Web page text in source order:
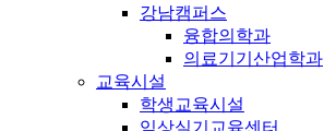
강남캠퍼스
융합의학과
의료기기산업학과
교육시설
학생교육시설
임상실기교육센터